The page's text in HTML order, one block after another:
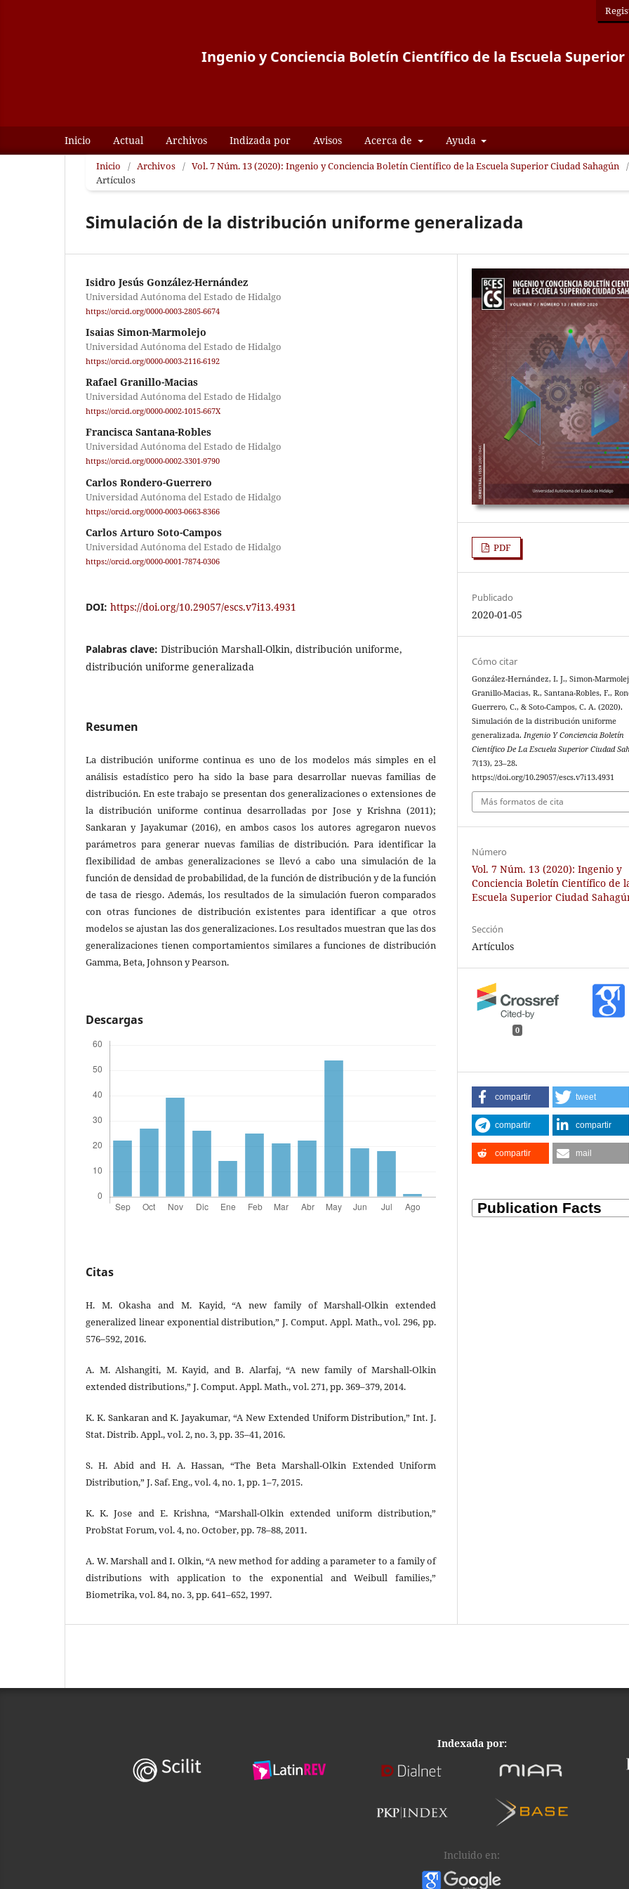
Ingenio y Conciencia Boletín Científico de la Escuela Superior
Inicio Actual Archivos Indizada por Avisos Acerca de Ayuda
Inicio / Archivos / Vol. 7 Núm. 13 (2020): Ingenio y Conciencia Boletín Científico de la Escuela Superior Ciudad Sahagún /
Artículos
Simulación de la distribución uniforme generalizada
Isidro Jesús González-Hernández
Universidad Autónoma del Estado de Hidalgo
https://orcid.org/0000-0003-2805-6674
Isaias Simon-Marmolejo
Universidad Autónoma del Estado de Hidalgo
https://orcid.org/0000-0003-2116-6192
Rafael Granillo-Macias
Universidad Autónoma del Estado de Hidalgo
https://orcid.org/0000-0002-1015-667X
Francisca Santana-Robles
Universidad Autónoma del Estado de Hidalgo
https://orcid.org/0000-0002-3301-9790
Carlos Rondero-Guerrero
Universidad Autónoma del Estado de Hidalgo
https://orcid.org/0000-0003-0663-8366
Carlos Arturo Soto-Campos
Universidad Autónoma del Estado de Hidalgo
https://orcid.org/0000-0001-7874-0306
DOI: https://doi.org/10.29057/escs.v7i13.4931
Palabras clave: Distribución Marshall-Olkin, distribución uniforme,
distribución uniforme generalizada
Resumen
La distribución uniforme continua es uno de los modelos más simples en el
análisis estadístico pero ha sido la base para desarrollar nuevas familias de
distribución. En este trabajo se presentan dos generalizaciones o extensiones de
la distribución uniforme continua desarrolladas por Jose y Krishna (2011);
Sankaran y Jayakumar (2016), en ambos casos los autores agregaron nuevos
parámetros para generar nuevas familias de distribución. Para identificar la
flexibilidad de ambas generalizaciones se llevó a cabo una simulación de la
función de densidad de probabilidad, de la función de distribución y de la función
de tasa de riesgo. Además, los resultados de la simulación fueron comparados
con otras funciones de distribución existentes para identificar a que otros
modelos se ajustan las dos generalizaciones. Los resultados muestran que las dos
generalizaciones tienen comportamientos similares a funciones de distribución
Gamma, Beta, Johnson y Pearson.
Descargas
Citas
H. M. Okasha and M. Kayid, “A new family of Marshall-Olkin extended
generalized linear exponential distribution,” J. Comput. Appl. Math., vol. 296, pp.
576–592, 2016.
A. M. Alshangiti, M. Kayid, and B. Alarfaj, “A new family of Marshall-Olkin
extended distributions,” J. Comput. Appl. Math., vol. 271, pp. 369–379, 2014.
K. K. Sankaran and K. Jayakumar, “A New Extended Uniform Distribution,” Int. J.
Stat. Distrib. Appl., vol. 2, no. 3, pp. 35–41, 2016.
S. H. Abid and H. A. Hassan, “The Beta Marshall-Olkin Extended Uniform
Distribution,” J. Saf. Eng., vol. 4, no. 1, pp. 1–7, 2015.
K. K. Jose and E. Krishna, “Marshall-Olkin extended uniform distribution,”
ProbStat Forum, vol. 4, no. October, pp. 78–88, 2011.
A. W. Marshall and I. Olkin, “A new method for adding a parameter to a family of
distributions with application to the exponential and Weibull families,”
Biometrika, vol. 84, no. 3, pp. 641–652, 1997.
PDF
Publicado
2020-01-05
Cómo citar
González-Hernández, I. J., Simon-
Granillo-Macias, R., Santana-Robles, F.,
Guerrero, C., & Soto-Campos, C. A. (2020).
Simulación de la distribución uniforme
generalizada.Ingenio Y Conciencia Boletín
Científico De La Escuela Superior Ciudad
7(13), 23–28.
https://doi.org/10.29057/escs.v7i13.4931
Más formatos de cita
Número
Vol. 7 Núm. 13 (2020): Ingenio y
Conciencia Boletín Científico de
Escuela Superior Ciudad
Sección
Artículos
0
compartir tweet
compartir compartir
compartir mail
Indexada por:
Incluido en: